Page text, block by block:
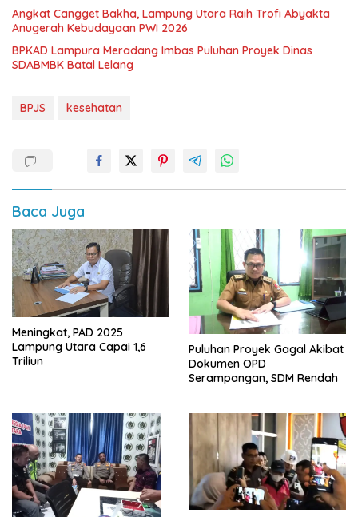
Angkat Cangget Bakha, Lampung Utara Raih Trofi Abyakta
Anugerah Kebudayaan PWI 2026
BPKAD Lampura Meradang Imbas Puluhan Proyek Dinas
SDABMBK Batal Lelang
BPJS kesehatan
Baca Juga
Meningkat, PAD 2025
Lampung Utara Capai 1,6
Triliun
Puluhan Proyek Gagal Akibat
Dokumen OPD
Serampangan, SDM Rendah